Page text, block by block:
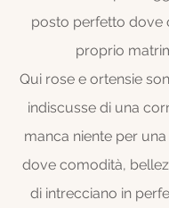
posto perfetto dove
proprio
Qui rose e ortensie
indiscusse di una
manca niente per
dove comodità,
di intrecciano in